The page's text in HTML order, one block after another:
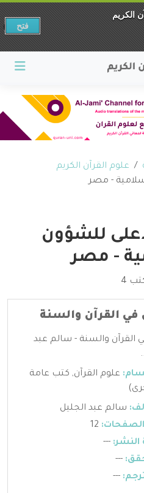
علوم القرآن الكريم
- مصر
للشؤون
- مصر
4
في القرآن والسنة
القرآن والسنة - سالم عبد
علوم القرآن, كتب عامة
سالم عبد الجليل
---
---
---
الكريم
فتح